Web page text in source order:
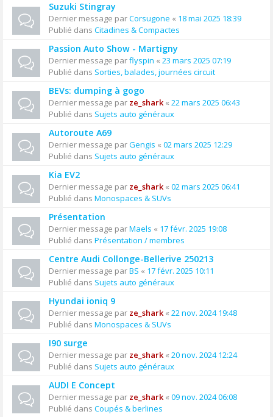
Suzuki Stingray
Dernier message parCorsugone « 18 mai 2025 18:39
Publié dans Citadines & Compactes
Passion Auto Show - Martigny
Dernier message parflyspin « 23 mars 2025 07:19
Publié dans Sorties, balades, journées circuit
BEVs: dumping à gogo
Dernier message par ze_shark« 22 mars 2025 06:43
Publié dans Sujets auto généraux
Autoroute A69
Dernier message parGengis « 02 mars 2025 12:29
Publié dans Sujets auto généraux
Kia EV2
Dernier message par ze_shark« 02 mars 2025 06:41
Publié dans Monospaces & SUVs
Présentation
Dernier message parMaels « 17 févr. 2025 19:08
Publié dans Présentation / membres
Centre Audi Collonge-Bellerive 250213
Dernier message parBS « 17 févr. 2025 10:11
Publié dans Sujets auto généraux
Hyundai ioniq 9
Dernier message par ze_shark« 22 nov. 2024 19:48
Publié dans Monospaces & SUVs
I90 surge
Dernier message par ze_shark« 20 nov. 2024 12:24
Publié dans Sujets auto généraux
AUDI E Concept
Dernier message par ze_shark« 09 nov. 2024 06:08
Publié dans Coupés & berlines